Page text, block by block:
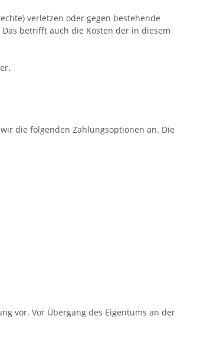
verletzen oder gegen bestehende
betrifft auch die Kosten der in diesem
die folgenden Zahlungsoptionen an. Die
vor. Vor Übergang des Eigentums an der